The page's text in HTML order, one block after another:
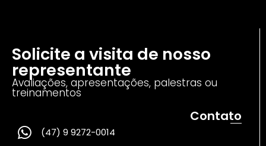
Solicite a visita de nosso
representante
Avaliações, apresentações, palestras ou
treinamentos
Contato
(47) 9 9272-0014